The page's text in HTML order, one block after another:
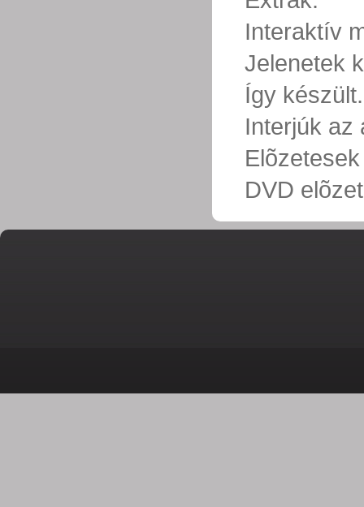
Interaktív
Jelenetek
Így
Interjúk az
Elõzetesek
DVD